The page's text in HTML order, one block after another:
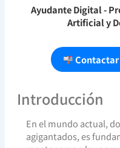
Ayudante Digital-
Artificial y
Contactar
Introducción
En el mundo actual,
agigantados, es